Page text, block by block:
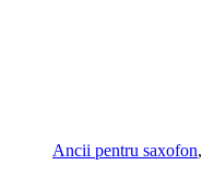
Ancii pentru saxofon,